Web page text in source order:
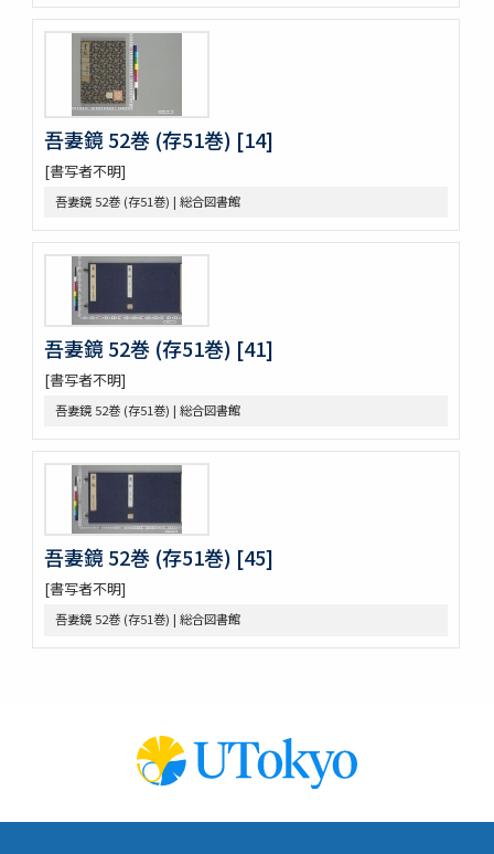
中家實録 (存19巻)
改元定記
源語秘訣
勢語圖説抄 5巻
落窪物語 4巻
法隆寺伽藍縁起并流記資財事
倭屋一家言 3巻
鷹桐之卷抜書
伊勢千句註
元禄版東海道驛路記
つれつれ草拾遺
卜養狂哥集 2巻
播州舊記
四季物語
すみよし物語
紀伊國牟婁郡色川村色川氏藏文書
樋口殿之記 3巻
大鏡 (存2巻)
壬戌羇旅漫録 2巻
明徳記 3巻
四神地名録 9巻附録1巻
薩摩國風土記
金仙寺殿記録残闕
﨑鎮八絶
矢ひらき聞書
吾妻鏡 52巻 (存51巻) [14]
[書写者不明]
吾妻鏡 52巻 (存51巻) | 総合図書館
吾妻鏡 52巻 (存51巻) [41]
[書写者不明]
吾妻鏡 52巻 (存51巻) | 総合図書館
吾妻鏡 52巻 (存51巻) [45]
[書写者不明]
吾妻鏡 52巻 (存51巻) | 総合図書館